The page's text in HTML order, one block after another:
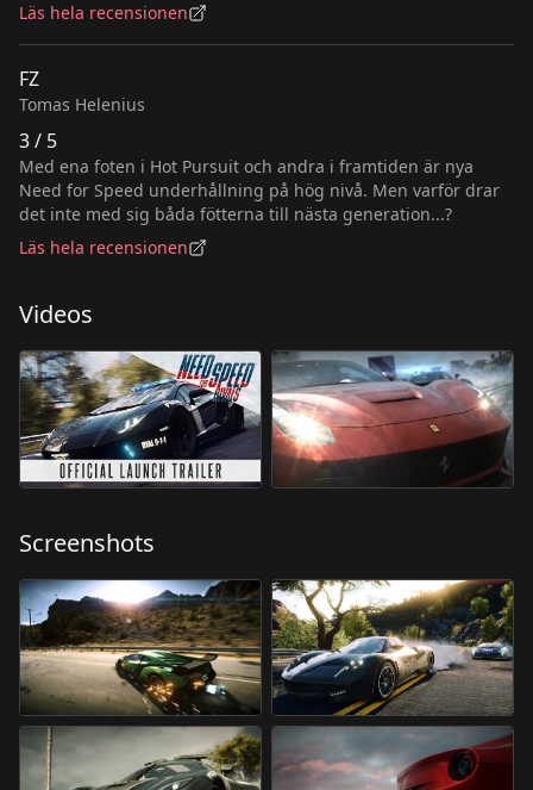
Läs hela recensionen
FZ
Tomas Helenius
3 / 5
Med ena foten i Hot Pursuit och andra i framtiden är nya
Need for Speed underhållning på hög nivå. Men varför drar
det inte med sig båda fötterna till nästa generation...?
Läs hela recensionen
Videos
Screenshots